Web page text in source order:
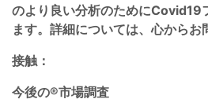
のより良い分析のためにCovid19
ます。詳細については、心からお
接触：
今後の®市場調査